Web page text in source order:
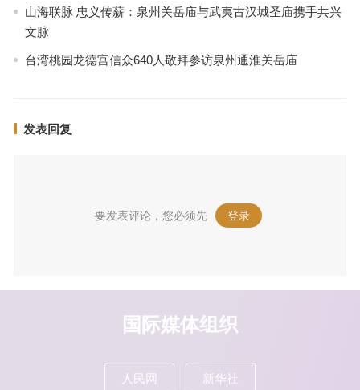
山海联脉 忠义传薪：泉州关岳庙与武夷古汉城圣庙携手共兴
文脉
台湾桃园龙德宫信众640人敬拜参访泉州通淮关岳庙
发表回复
要发表评论，您必须先 登录 。
国际媒体组织
人民网 新华社